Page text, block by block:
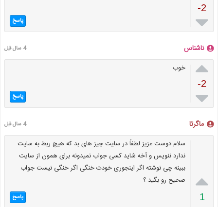
-2
 پاسخ
ناشناس 4 سال قبل

-2

خوب
پاسخ
ماگرتا 4 سال قبل

1
سلام دوست عزیز لطفاً در سایت چیز های بد که هیچ ربط به سایت
ندارد ننویس و آخه شاید کسی جواب نمیدونه برای همون از سایت
ببینه چی نوشته اگر اینجوری خودت خنگی اگر خنگی نیست جواب
صحیح رو بگید ؟
پاسخ